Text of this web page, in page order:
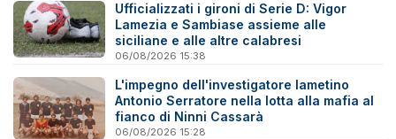
Ufficializzati i gironi di Serie D: Vigor
Lamezia e Sambiase assieme alle
siciliane e alle altre calabresi
06/08/2026 15:38
L'impegno dell'investigatore lametino
Antonio Serratore nella lotta alla mafia al
fianco di Ninni Cassarà
06/08/2026 15:28